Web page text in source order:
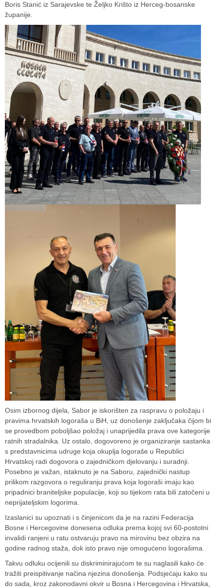
Boris Stanić iz Sarajevske te Željko Krišto iz Herceg-bosanske
županije.
Osim izbornog dijela, Sabor je iskorišten za raspravu o položaju i
pravima hrvatskih logoraša u BiH, uz donošenje zaključaka čijom bi
se provedbom poboljšao položaj i unaprijedila prava ove kategorije
ratnih stradalnika. Uz ostalo, dogovoreno je organiziranje sastanka
s predstavnicima udruge koja okuplja logoraše u Republici
Hrvatskoj radi dogovora o zajedničkom djelovanju i suradnji.
Posebno je važan, istaknuto je na Saboru, zajednički nastup
prilikom razgovora o reguliranju prava koja logoraši imaju kao
pripadnici braniteljske populacije, koji su tijekom rata bili zatočeni u
neprijateljskim logorima.
Izaslanici su upoznati i s činjenicom da je na razini Federacija
Bosne i Hercegovine donesena odluka prema kojoj svi 60-postotni
invalidi ranjeni u ratu ostvaruju pravo na mirovinu bez obzira na
godine radnog staža, dok isto pravo nije omogućeno logorašima.
Takvu odluku ocijenili su diskriminirajućom te su naglasili kako će
tražiti preispitivanje načina njezina donošenja. Podsjećaju kako su
do sada, kroz zakonodavni okvir u Bosna i Hercegovina i Hrvatska